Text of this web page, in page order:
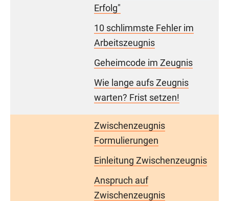
Erfolg"
10 schlimmste Fehler im
Arbeitszeugnis
Geheimcode im Zeugnis
Wie lange aufs Zeugnis
warten? Frist setzen!
Zwischenzeugnis
Formulierungen
Einleitung Zwischenzeugnis
Anspruch auf
Zwischenzeugnis